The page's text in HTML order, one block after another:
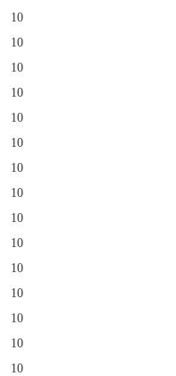
10
10
10
10
10
10
10
10
10
10
10
10
10
10
10